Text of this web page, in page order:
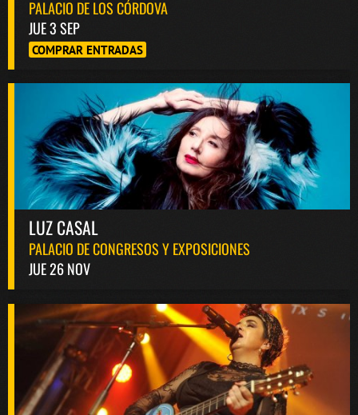
PALACIO DE LOS CÓRDOVA
JUE 3 SEP
COMPRAR ENTRADAS
LUZ CASAL
PALACIO DE CONGRESOS Y EXPOSICIONES
JUE 26 NOV